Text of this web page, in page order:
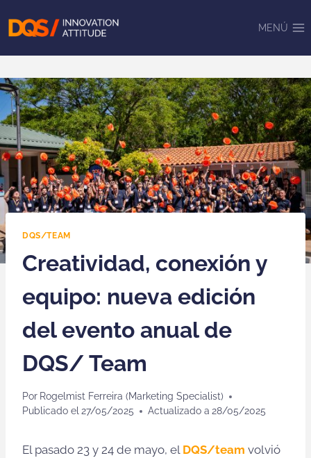
MENÚ
DQS/TEAM
Creatividad, conexión y
equipo: nueva edición
del evento anual de
DQS/ Team
Por Rogelmist Ferreira (Marketing Specialist)
Publicado el 27/05/2025 Actualizado a 28/05/2025
El pasado 23 y 24 de mayo, el DQS/team volvió